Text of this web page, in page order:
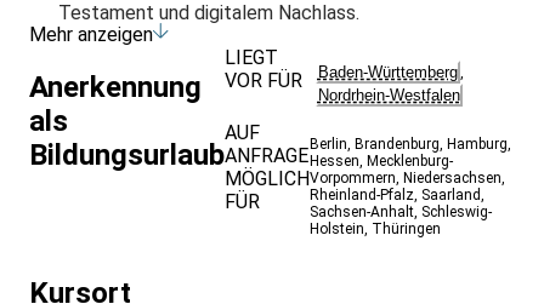
Testament und digitalem Nachlass.
Eine realistische und motivierende Strategie für Ihre
Altersvorsorge.
Konkrete erste Schritte, um Ihre Vorsorge zu
systematisieren – mit individuellen Plänen,
Reflexionen und Werkzeugen.
Den Raum, gemeinsam mit anderen Frauen
Erfahrungen zu teilen, Ängste anzusprechen und
Mehr anzeigen
Anerkennung
als
Bildungsurlaub
LIEGT
VOR FÜR
Baden-Württemberg,
Nordrhein-Westfalen
AUF
ANFRAGE
MÖGLICH
FÜR
Berlin, Brandenburg, Hamburg,
Hessen, Mecklenburg-
Vorpommern, Niedersachsen,
Rheinland-Pfalz, Saarland,
Sachsen-Anhalt, Schleswig-
Holstein, Thüringen
Kursort